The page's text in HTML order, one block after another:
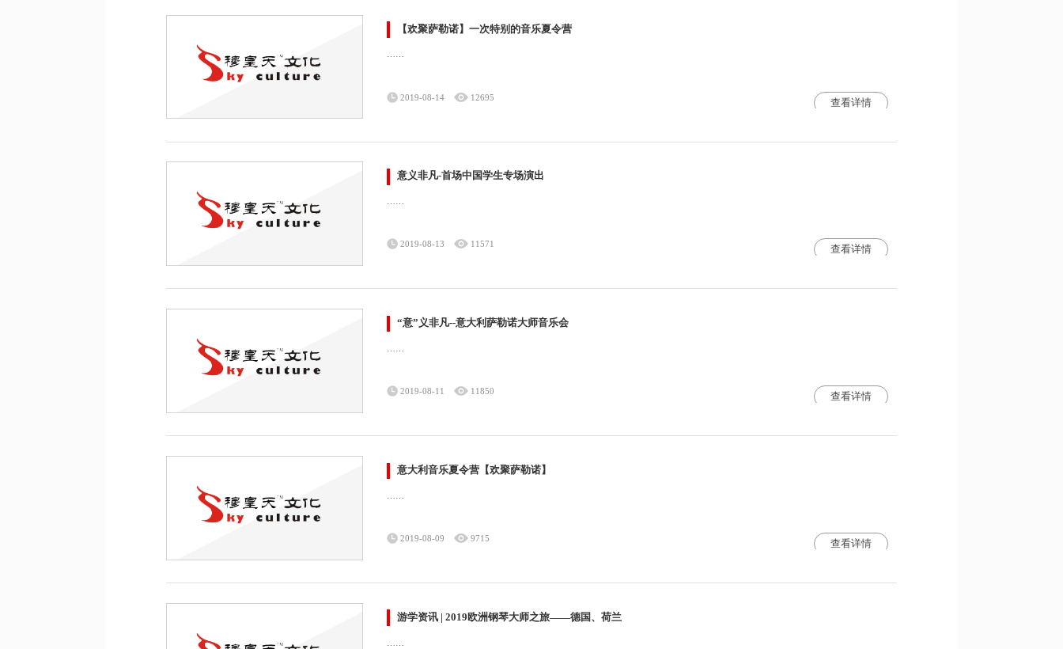
【欢聚萨勒诺】一次特别的音乐夏令营
2019-08-14 12695 查看详情
意义非凡-首场中国学生专场演出
2019-08-13 11571 查看详情
“意”义非凡--意大利萨勒诺大师音乐会
2019-08-11 11850 查看详情
意大利音乐夏令营【欢聚萨勒诺】
2019-08-09 9715 查看详情
游学资讯 | 2019欧洲钢琴大师之旅——德国、荷兰